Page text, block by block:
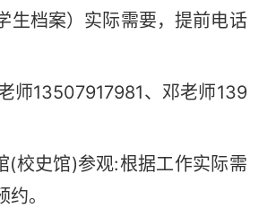
生档案） 实际需要，提前电话
师13507917981、邓老师139
(校史馆)参观:根据工作实际需
。